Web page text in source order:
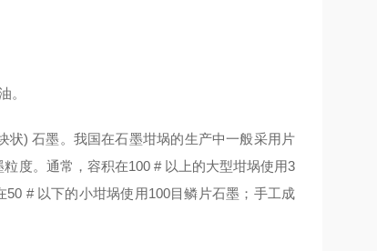
。
状) 石墨。我国在石墨坩埚的生产中一般采用片
度。通常，容积在100 # 以上的大型坩埚使用3
# 以下的小坩埚使用100目鳞片石墨；手工成